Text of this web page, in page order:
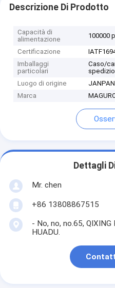
Descrizione Di Prodotto
Capacità di
alimentazione
100000
Certificazione
Imballaggi
particolari
Caso/
Luogo di origine
JANPAN
Marca
Dettagli
Mr. chen
+86 13808867515
- No, no, no.65,
HUADU.